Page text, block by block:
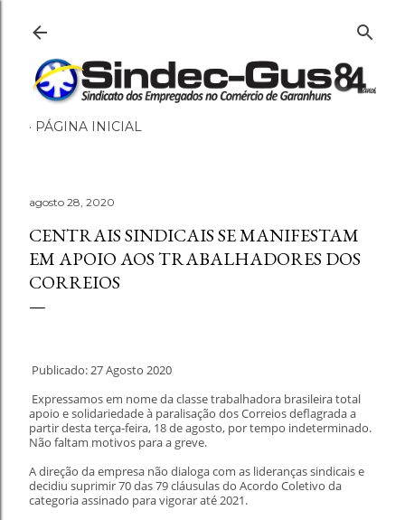
PÁGINA INICIAL
agosto 28, 2020
CENTRAIS SINDICAIS SE MANIFESTAM
EM APOIO AOS TRABALHADORES DOS
CORREIOS
Publicado: 27 Agosto 2020
Expressamos em nome da classe trabalhadora brasileira total
apoio e solidariedade à paralisação dos Correios deflagrada a
partir desta terça-feira, 18 de agosto, por tempo indeterminado.
Não faltam motivos para a greve.
A direção da empresa não dialoga com as lideranças sindicais e
decidiu suprimir 70 das 79 cláusulas do Acordo Coletivo da
categoria assinado para vigorar até 2021.